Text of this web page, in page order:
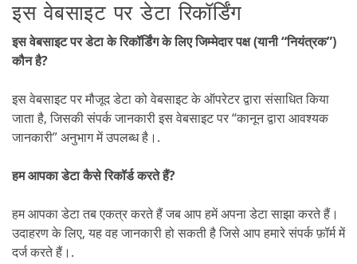
इस वेबसाइट पर डेटा रिकॉर्डिंग
इस वेबसाइट पर डेटा के रिकॉर्डिंग के लिए जिम्मेदार पक्ष (यानी “नियंत्रक”)
कौन है?
इस वेबसाइट पर मौजूद डेटा को वेबसाइट के ऑपरेटर द्वारा संसाधित किया
जाता है, जिसकी संपर्क जानकारी इस वेबसाइट पर “कानून द्वारा आवश्यक
जानकारी” अनुभाग में उपलब्ध है।.
हम आपका डेटा कैसे रिकॉर्ड करते हैं?
हम आपका डेटा तब एकत्र करते हैं जब आप हमें अपना डेटा साझा करते हैं।
उदाहरण के लिए, यह वह जानकारी हो सकती है जिसे आप हमारे संपर्क फ़ॉर्म में
दर्ज करते हैं।.